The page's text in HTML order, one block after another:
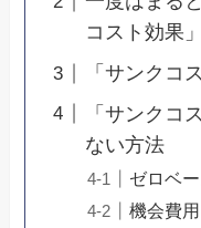
コスト効果
「サンクコ
「サンクコ
ない方法
ゼロベ
機会費